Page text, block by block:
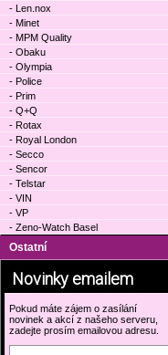
- Len.nox
- Minet
- MPM Quality
- Obaku
- Olympia
- Police
- Prim
- Q+Q
- Rotax
- Royal London
- Secco
- Sencor
- Telstar
- VIN
- VP
- Zeno-Watch Basel
Ostatní
Novinky emailem
Pokud máte zájem o zasílání
novinek a akcí z našeho serveru,
zadejte prosím emailovou adresu.